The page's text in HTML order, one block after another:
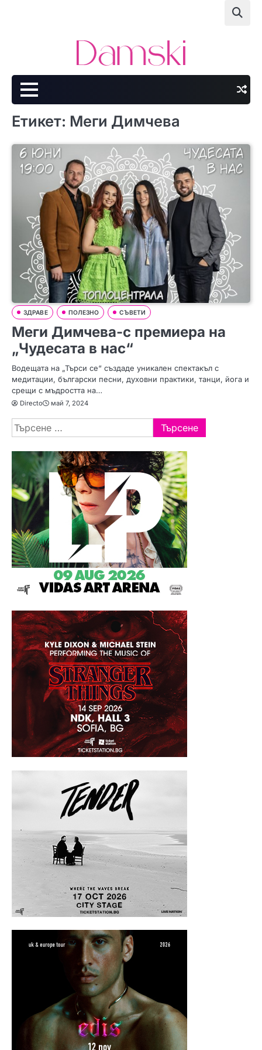
Етикет: Меги Димчева
ЗДРАВЕ ПОЛЕЗНО СЪВЕТИ
Меги Димчева-с премиера на
„Чудесата в нас“
Водещата на „Търси се“ създаде уникален спектакъл с
медитации, български песни, духовни практики, танци, йога и
срещи с мъдростта на…
Directo май 7, 2024
Търсене
за: